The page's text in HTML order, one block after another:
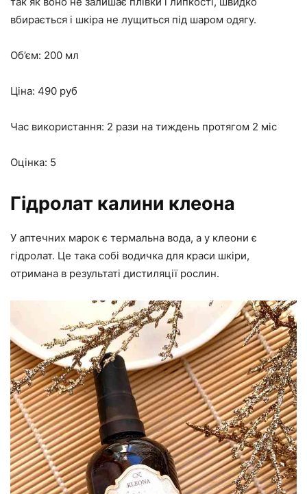
вбирається і шкіра не лущиться під шаром одягу.
Об’єм: 200 мл
Ціна: 490 руб
Час використання: 2 рази на тиждень протягом 2 міс
Оцінка: 5
Гідролат калини клеона
У аптечних марок є термальна вода, а у клеони є
гідролат. Це така собі водичка для краси шкіри,
отримана в результаті дистиляції рослин.